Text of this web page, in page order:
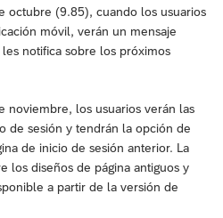
octubre (9.85), cuando los usuarios
móvil, verán un mensaje
notifica sobre los próximos
noviembre, los usuarios verán las
de sesión y tendrán la opción de
de inicio de sesión anterior. La
los diseños de página antiguos y
a partir de la versión de